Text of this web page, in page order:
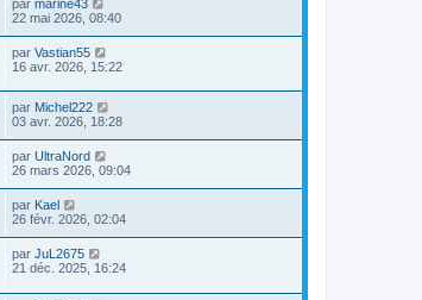
par marine43
22 mai 2026, 08:40
par Vastian55
16 avr. 2026, 15:22
par Michel222
03 avr. 2026, 18:28
par UltraNord
26 mars 2026, 09:04
par Kael
26 févr. 2026, 02:04
par JuL2675
21 déc. 2025, 16:24